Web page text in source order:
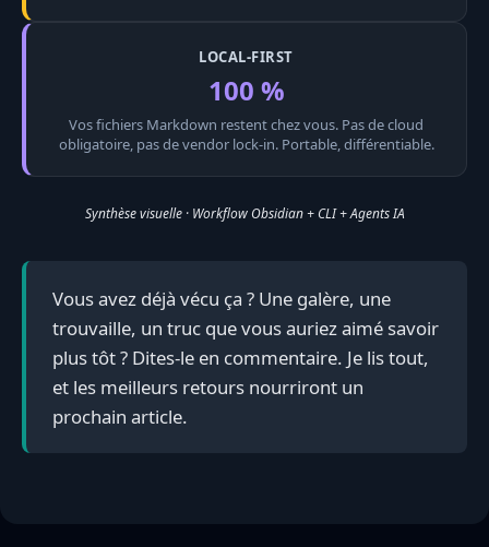
LOCAL-FIRST
100 %
Vos fichiers Markdown restent chez vous. Pas de cloud
obligatoire, pas de vendor lock-in. Portable, différentiable.
Synthèse visuelle · Workflow Obsidian + CLI + Agents IA
Vous avez déjà vécu ça ? Une galère, une
trouvaille, un truc que vous auriez aimé savoir
plus tôt ? Dites-le en commentaire. Je lis tout,
et les meilleurs retours nourriront un
prochain article.